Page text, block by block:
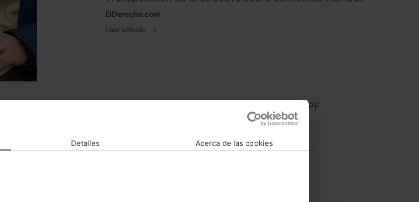
Detalles Acerca de las cookies
ElDerecho.com
Leer artículo
Trabajo en el extranjero y exención en el IRPF